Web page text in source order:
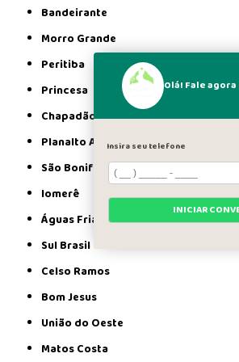
Bandeirante
Morro Grande
Peritiba
Princesa
Chapadão do Lageado
Planalto Alegre
São Bonifácio
Iomerê
Águas Frias
Sul Brasil
Celso Ramos
Bom Jesus
União do Oeste
Matos Costa
Olá! Fale
Insira seu telefone
INICIAR